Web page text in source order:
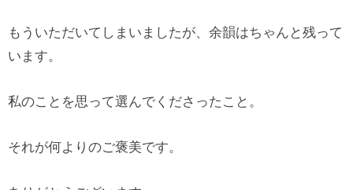
もういただいてしまいましたが、余韻はちゃんと残って
います。
私のことを思って選んでくださったこと。
それが何よりのご褒美です。